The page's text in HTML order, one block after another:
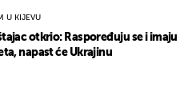
U KIJEVU
otkrio: Raspoređuju se i imaju
napast će Ukrajinu